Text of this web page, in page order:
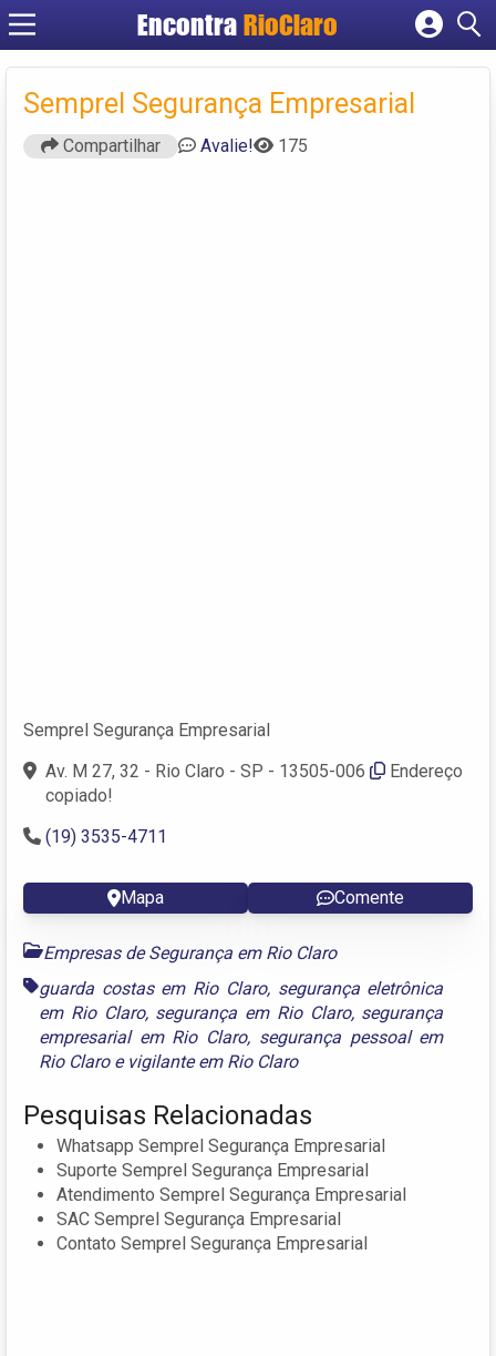
Encontra RioClaro
Cadastrar empresa
Criar conta
Semprel Segurança Empresarial
Compartilhar Avalie! 175
Semprel Segurança Empresarial
Av. M 27, 32 - Rio Claro - SP - 13505-006
Endereço
copiado!
(19) 3535-4711
Mapa Comente
Empresas de Segurança em Rio Claro
guarda costas em Rio Claro, segurança eletrônica
em Rio Claro, segurança em Rio Claro, segurança
empresarial em Rio Claro, segurança pessoal em
Rio Claroe vigilante em Rio Claro
Pesquisas Relacionadas
Whatsapp Semprel Segurança Empresarial
Suporte Semprel Segurança Empresarial
Atendimento Semprel Segurança Empresarial
SAC Semprel Segurança Empresarial
Contato Semprel Segurança Empresarial